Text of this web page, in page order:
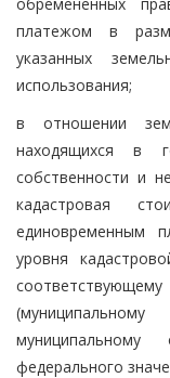
платежом в
указанных
использования;
в отношении
находящихся в
собственности и
кадастровая
единовременным
уровня
федерального